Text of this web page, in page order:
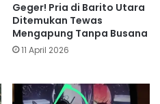
Geger! Pria di Barito Utara
Ditemukan Tewas
Mengapung Tanpa Busana
11 April 2026